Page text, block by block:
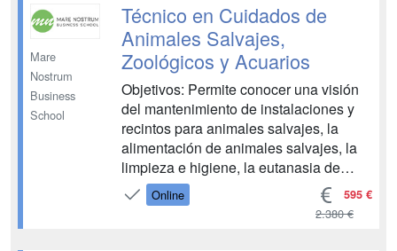
DIDÁCTICA 3. PATOLOGÍAS
DERMATOLÓGICAS EN ANIMALES 1.
Impor...
Mare
Nostrum
Business
School
Técnico en Cuidados de
Animales Salvajes,
Zoológicos y Acuarios
Objetivos: Permite conocer una visión
del mantenimiento de instalaciones y
recintos para animales salvajes, la
alimentación de animales salvajes, la
limpieza e higiene, la eutanasia de
animales, el entretenimiento y
enriquecimiento ambiental, la
Online 595 €
2.380 €